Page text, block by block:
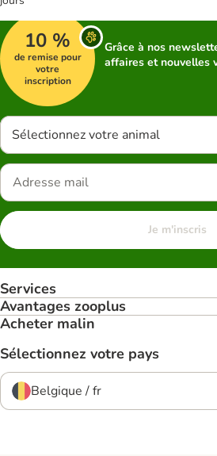
10 %
de remise pour
votre
inscription
Grâce à nos
affaires et nouvelles
Sélectionnez votre animal
Je m'inscris
Services
Avantages zooplus
Acheter malin
Sélectionnez votre pays
Belgique / fr